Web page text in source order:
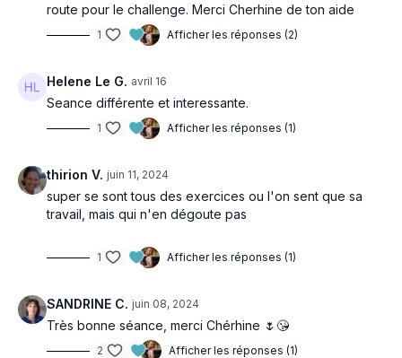
route pour le challenge. Merci Cherhine de ton aide
1 Afficher les réponses (2)
Helene Le G. avril 16
Seance différente et interessante.
1 Afficher les réponses (1)
thirion V. juin 11, 2024
super se sont tous des exercices ou l'on sent que sa
travail, mais qui n'en dégoute pas
1 Afficher les réponses (1)
SANDRINE C. juin 08, 2024
Très bonne séance, merci Chérhine 🌷😘
2 Afficher les réponses (1)